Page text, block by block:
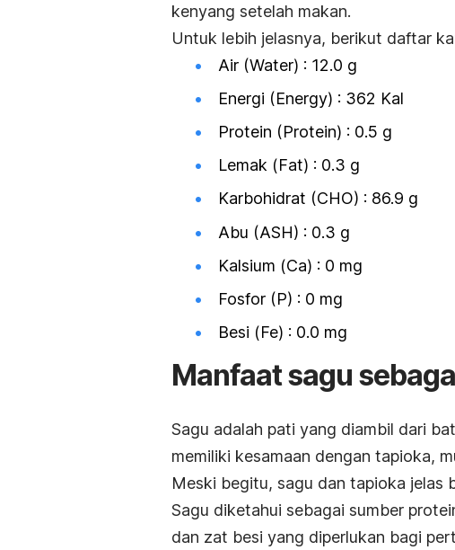
kenyang setelah makan.
Untuk lebih jelasnya, berikut daftar
Air (Water) : 12.0 g
Energi (Energy) : 362 Kal
Protein (Protein) : 0.5 g
Lemak (Fat) : 0.3 g
Karbohidrat (CHO) : 86.9 g
Abu (ASH) : 0.3 g
Kalsium (Ca) : 0 mg
Fosfor (P) : 0 mg
Besi (Fe) : 0.0 mg
Manfaat sagu
Sagu adalah pati yang diambil dari
memiliki kesamaan dengan tapioka,
Meski begitu, sagu dan tapioka jelas
Sagu diketahui sebagai sumber
dan zat besi yang diperlukan bagi